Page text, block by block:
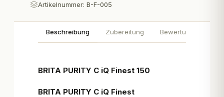
Artikelnummer: B-F-005
Beschreibung Zubereitung Bewertungen
BRITA PURITY C iQ Finest 150
BRITA PURITY C iQ Finest